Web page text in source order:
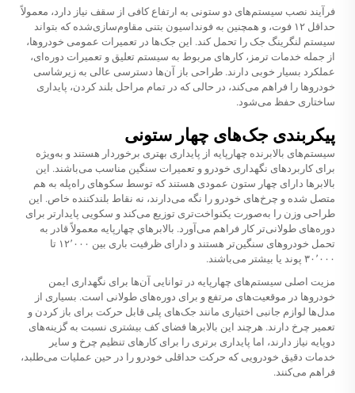
فرآیند نصب سیستم‌های دو ستونی به ارتفاع کافی از سقف نیاز دارد، معمولاً
حداقل ۱۲ فوت، و همچنین به فونداسیون بتنی مقاوم‌سازی‌شده که بتواند
سیستم لنگرینگ جک را تحمل کند. این جک‌ها در تعمیرات عمومی خودروها،
از جمله خدمات ترمز، کارهای مربوط به سیستم تعلیق و تعمیرات دوره‌ای،
عملکرد بسیار خوبی دارند. طراحی باز آن‌ها دسترسی عالی به زیرشاسی
خودروها را فراهم می‌کند، در حالی که در تمام مراحل بلند کردن، پایداری
ساختاری حفظ می‌شود.
پیکربندی جک‌های چهار ستونی
سیستم‌های بالابرنده چهارپایه از پایداری بهتری برخوردار هستند و به‌ویژه
برای کاربردهای نگهداری خودرو و تعمیرات سنگین مناسب می‌باشند. این
بالابرها دارای چهار ستون عمودی هستند که توسط سکوهای راه‌پله به هم
متصل شده و چرخ‌های خودرو را نگه می‌دارند، نه نقاط بلندکننده خاص. این
طراحی وزن را به‌صورت یکنواخت‌تری توزیع می‌کند و سکویی پایدارتر برای
دوره‌های طولانی‌تر کار فراهم می‌آورد. بالابرهاي چهارپایه معمولاً قادر به
تحمل خودروهای سنگین‌تر هستند و دارای ظرفیت باری بین ۱۲٬۰۰۰ تا
۳۰٬۰۰۰ پوند یا بیشتر می‌باشند.
مزیت اصلی سیستم‌های چهارپایه در توانایی آن‌ها برای نگهداری ایمن
خودروها در موقعیت‌های مرتفع و برای دوره‌های طولانی است. بسیاری از
مدل‌ها لوازم جانبی اختیاری مانند جک‌های پلی قابل حرکت برای باز کردن و
تعمیر چرخ دارند. هرچند این بالابرها فضای کف بیشتری نسبت به گزینه‌های
دوپایه نیاز دارند، اما پایداری برتری را برای کارهای تنظیم چرخ و سایر
خدمات دقیق خودرویی که حرکت حداقلی خودرو را در حین عملیات می‌طلبد،
فراهم می‌کنند.